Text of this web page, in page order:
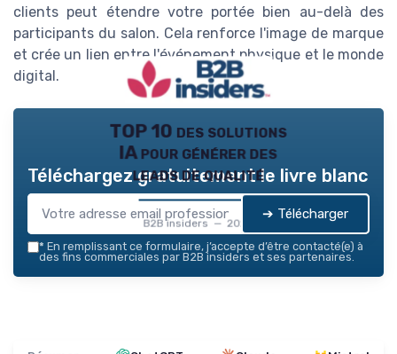
clients peut étendre votre portée bien au-delà des
participants du salon. Cela renforce l'image de marque
et crée un lien entre l'événement physique et le monde
digital.
TOP 10 des solutions
IA pour générer des
leads de qualité
B2B insiders — 2026
Téléchargez gratuitement le livre blanc
➔ Télécharger
* En remplissant ce formulaire, j’accepte d’être contacté(e) à
des fins commerciales par B2B insiders et ses partenaires.